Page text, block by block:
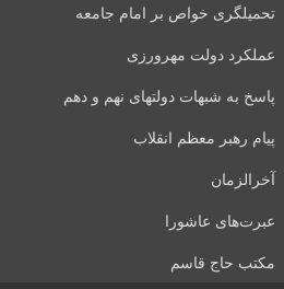
تحمیلگری خواص بر امام جامعه
عملکرد دولت مهرورزی
پاسخ به شبهات دولتهای نهم و دهم
پیام رهبر معظم انقلاب
آخرالزمان
عبرت‌های عاشورا
مکتب حاج قاسم